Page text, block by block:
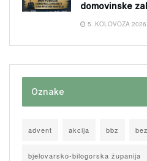
domovinske
5. KOLOVOZA 2026.
Oznake
advent akcija bbz
bjelovarsko-bilogorska županija